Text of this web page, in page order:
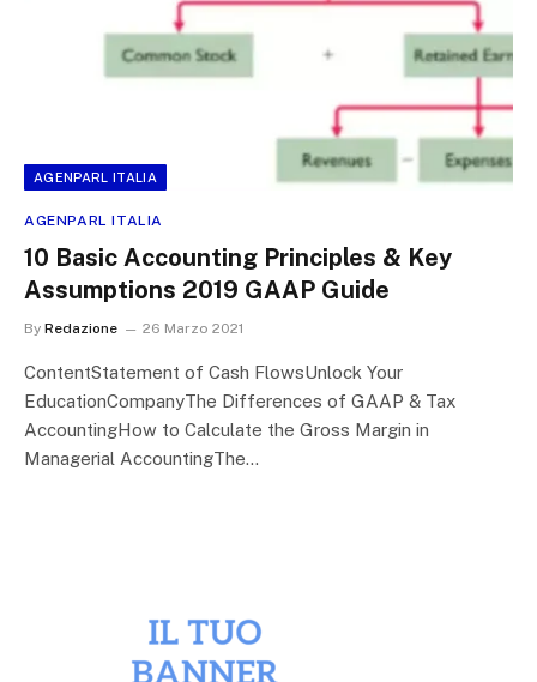
AGENPARL ITALIA
AGENPARL ITALIA
10 Basic Accounting Principles & Key
Assumptions 2019 GAAP Guide
By Redazione 26 Marzo 2021
ContentStatement of Cash FlowsUnlock Your
EducationCompanyThe Differences of GAAP & Tax
AccountingHow to Calculate the Gross Margin in
Managerial AccountingThe…